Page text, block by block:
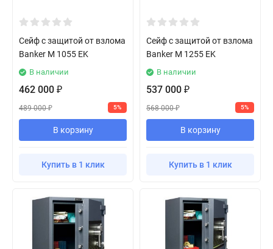
Сейф с защитой от взлома
Banker M 1055 EK
В наличии
462 000 ₽
489 000₽ 5%
В корзину
Купить в 1 клик
Сейф с защитой от взлома
Banker M 1255 EK
В наличии
537 000 ₽
568 000₽ 5%
В корзину
Купить в 1 клик